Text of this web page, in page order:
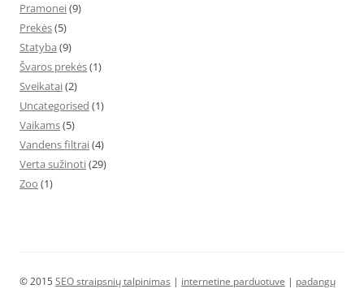
Pramonei(9)
Prekės(5)
Statyba (9)
Švaros prekės(1)
Sveikatai(2)
Uncategorised (1)
Vaikams(5)
Vandens filtrai(4)
Verta sužinoti(29)
Zoo (1)
© 2015SEO straipsnių talpinimas | internetine parduotuve | padangų